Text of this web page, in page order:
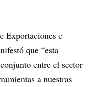
Exportaciones e
que “esta
entre el sector
a nuestras